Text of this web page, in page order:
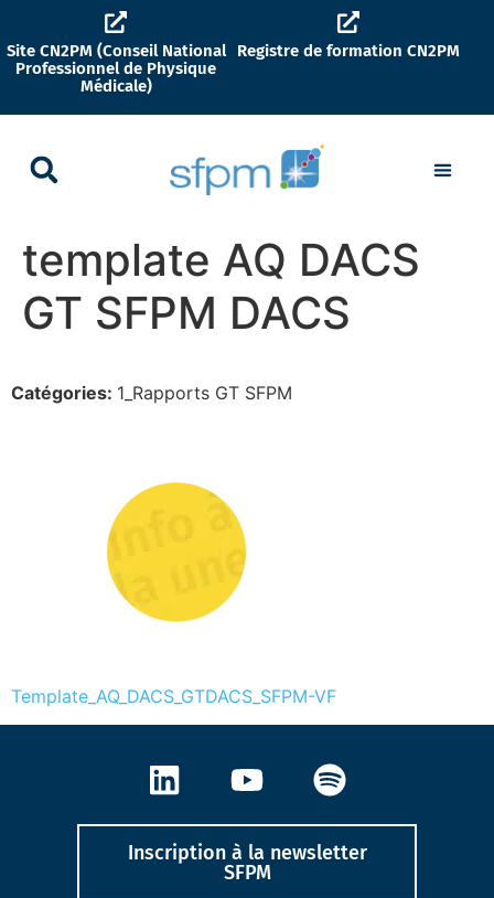
Site CN2PM (Conseil National
Professionnel de Physique
Médicale)
Registre de formation CN2PM
template AQ DACS
GT SFPM DACS
Template_AQ_DACS_GTDACS_SFPM-VF
Catégories: 1_Rapports GT SFPM
Inscription à la newsletter
SFPM